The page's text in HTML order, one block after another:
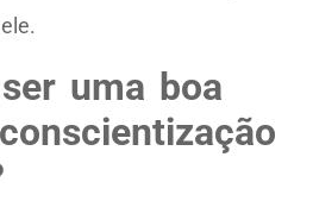
uma boa